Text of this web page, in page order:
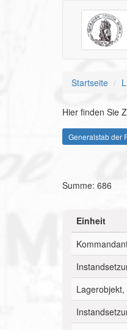
Startseite
Hier finden Sie
Generalstab der
Summe: 686
Einheit